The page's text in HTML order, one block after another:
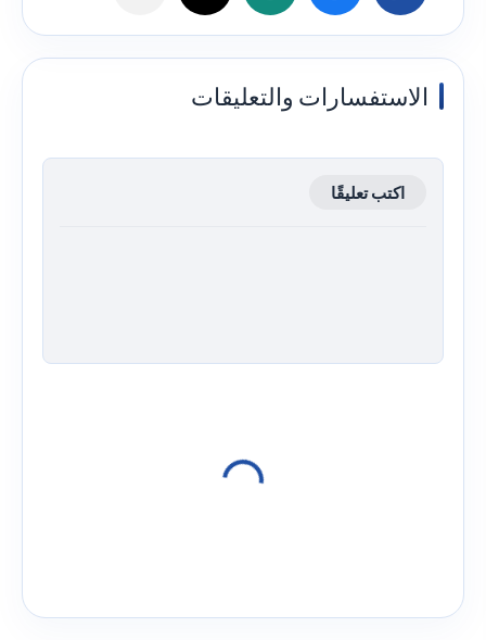
الاستفسارات والتعليقات
اكتب تعليقًا